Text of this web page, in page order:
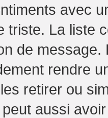
avec
triste. La liste
de
rendre
retirer ou
peut aussi